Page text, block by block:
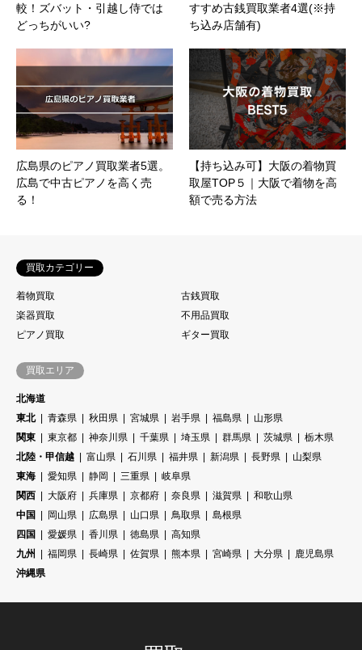
較！ズバット・引越し侍では
どっちがいい?
すすめ古銭買取業者4選(※持
ち込み店舗有)
広島県のピアノ買取業者5選。
広島で中古ピアノを高く売
る！
【持ち込み可】大阪の着物買
取屋TOP５｜大阪で着物を高
額で売る方法
買取カテゴリー
着物買取
古銭買取
楽器買取
不用品買取
ピアノ買取
ギター買取
買取エリア
北海道
東北
青森県 秋田県 宮城県 岩手県 福島県
山形県
関東
東京都 神奈川県 千葉県 埼玉県 群馬県 茨城県
栃木県
北陸・甲信越
富山県 石川県 福井県 新潟県 長野県
山梨県
東海
愛知県 静岡 三重県
岐阜県
関西
大阪府 兵庫県 京都府 奈良県 滋賀県
和歌山県
中国
岡山県 広島県 山口県 鳥取県
島根県
四国
愛媛県 香川県 徳島県
高知県
九州
福岡県 長崎県 佐賀県 熊本県 宮崎県 大分県
鹿児島県
沖縄県